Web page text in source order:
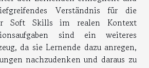
Verständnis für die
Soft Skills im realen Kontext
sind ein weiteres
da sie Lernende dazu anregen,
nachzudenken und daraus zu